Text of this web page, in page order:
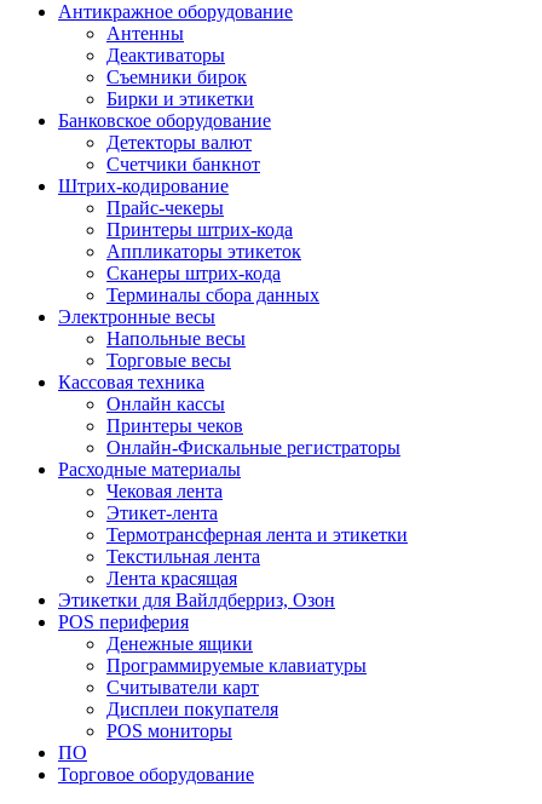
Антикражное оборудование
Антенны
Деактиваторы
Съемники бирок
Бирки и этикетки
Банковское оборудование
Детекторы валют
Счетчики банкнот
Штрих-кодирование
Прайс-чекеры
Принтеры штрих-кода
Аппликаторы этикеток
Сканеры штрих-кода
Терминалы сбора данных
Электронные весы
Напольные весы
Торговые весы
Кассовая техника
Онлайн кассы
Принтеры чеков
Онлайн-Фискальные регистраторы
Расходные материалы
Чековая лента
Этикет-лента
Термотрансферная лента и этикетки
Текстильная лента
Лента красящая
Этикетки для Вайлдберриз, Озон
POS периферия
Денежные ящики
Программируемые клавиатуры
Считыватели карт
Дисплеи покупателя
POS мониторы
ПО
Торговое оборудование